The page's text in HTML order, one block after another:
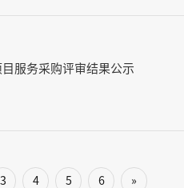
服务采购评审结果公示
3 4 5 6 »